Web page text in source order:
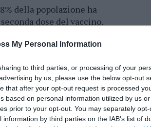
My Personal Information
to third parties, or processing of your
by us, please use the below opt-out
that after your opt-out request is processed
based on personal information utilized by us
prior to your opt-out. You may separately
by third parties on the IAB’s list of
della popolazione ha
dose del vaccino,
campagna vaccinale
Olbia Settimo Nizzi.
i numeri, il primo cittadino
la popolazione a non
per tutti sopratutto